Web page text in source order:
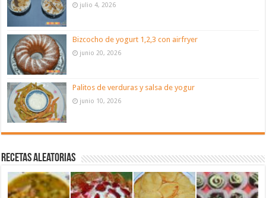
julio 4, 2026
Bizcocho de yogurt 1,2,3 con airfryer
junio 20, 2026
Palitos de verduras y salsa de yogur
junio 10, 2026
Recetas aleatorias